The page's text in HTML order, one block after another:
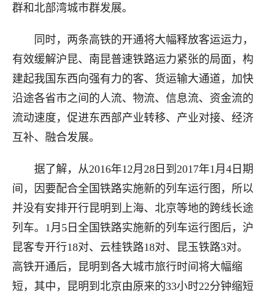
群和北部湾城市群发展。
同时，两条高铁的开通将大幅释放客运运力，
有效缓解沪昆、南昆普速铁路运力紧张的局面，构
建起我国东西向强有力的客、货运输大通道，加快
沿途各省市之间的人流、物流、信息流、资金流的
流动速度，促进东西部产业转移、产业对接、经济
互补、融合发展。
据了解，从2016年12月28日到2017年1月4日期
间，因要配合全国铁路实施新的列车运行图，所以
并没有安排开行昆明到上海、北京等地的跨线长途
列车。1月5日全国铁路实施新的列车运行图后，沪
昆客专开行18对、云桂铁路18对、昆玉铁路3对。
高铁开通后，昆明到各大城市旅行时间将大幅缩
短，其中，昆明到北京由原来的33小时22分钟缩短